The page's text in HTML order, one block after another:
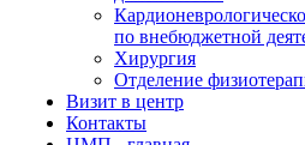
по внебюджетной
Хирургия
Отделение
Визит в центр
Контакты